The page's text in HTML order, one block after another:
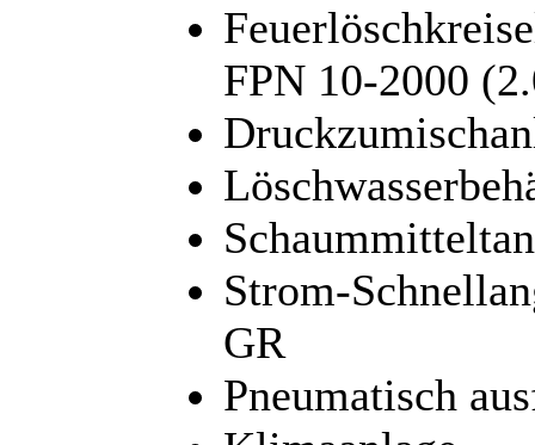
FPN 10-2000
Strom-
GR
Pneumatisch